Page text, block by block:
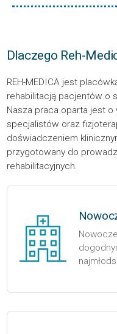
Dlaczego Reh-
REH-MEDICA jest
rehabilitacją pacjentów o
Nasza praca oparta jest o
specjalistów oraz
doświadczeniem
przygotowany do
rehabilitacyjnych.